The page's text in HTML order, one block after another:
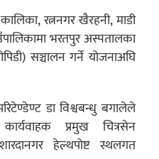
रत्ननगर खैरहनी, माडी
भरतपुर अस्पतालका
सञ्चालन गर्ने योजनाअघि
डा विश्वबन्धु बगालेले
प्रमुख चित्रसेन
हेल्थपोष्ट स्थलगत